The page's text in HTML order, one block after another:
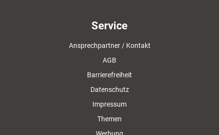
Service
Ansprechpartner / Kontakt
AGB
Barrierefreiheit
Datenschutz
Impressum
Themen